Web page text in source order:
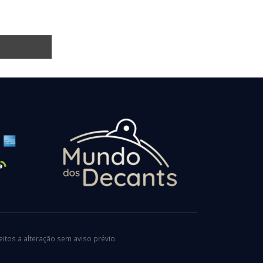
a alteração sem aviso prévio.